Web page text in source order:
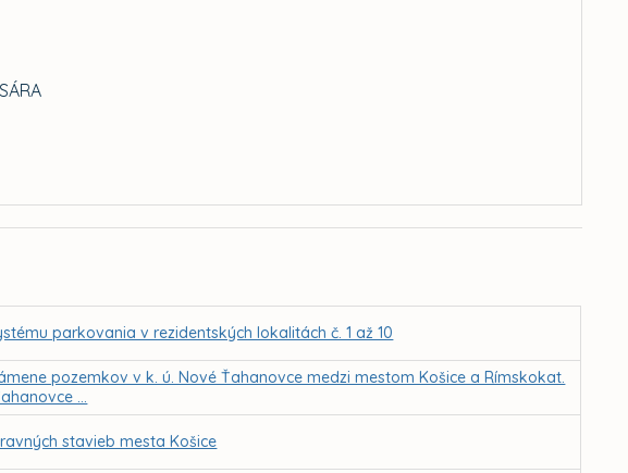
parkovania v rezidentských lokalitách č. 1 až 10
pozemkov v k. ú. Nové Ťahanovce medzi mestom Košice a Rímskokat.
...
stavieb mesta Košice